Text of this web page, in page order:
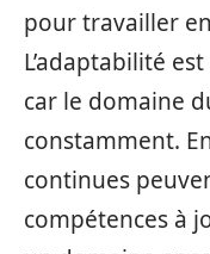
pour travailler
L’adaptabilité
car le domaine
constamment.
continues
compétences à